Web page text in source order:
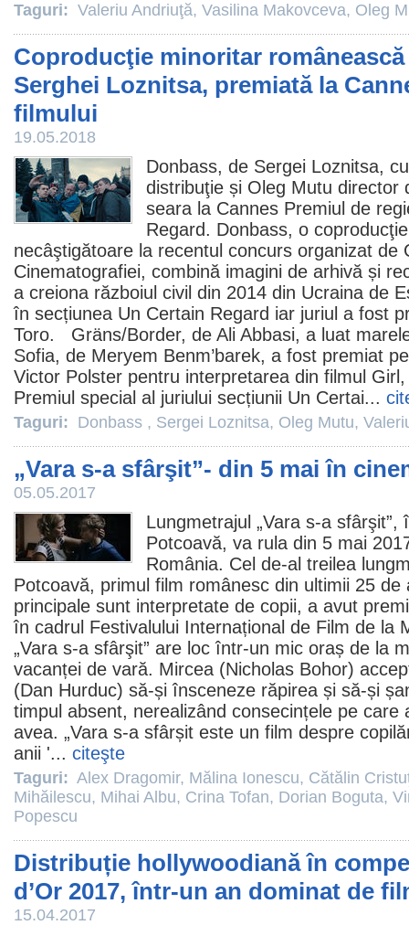
Taguri: Valeriu Andriuţă, Vasilina Makovceva, Oleg
Coproducţie minoritar
Serghei Loznitsa, premiată la
filmului
19.05.2018
Donbass, de Sergei Loznitsa,
distribuţie și Oleg Mutu director
seara la Cannes Premiul de
Regard. Donbass, o
necâştigătoare la recentul concurs organizat de
Cinematografiei, combină imagini de arhivă și
a creiona războiul civil din 2014 din Ucraina de
în secțiunea Un Certain Regard iar juriul a fost
Toro. Gräns/Border, de Ali Abbasi, a luat
Sofia, de Meryem Benm’barek, a fost premiat
Victor Polster pentru interpretarea din filmul
Premiul special al juriului secțiunii Un Certai...
Taguri: Donbass , Sergei Loznitsa, Oleg Mutu,
„Vara s-a sfârşit”- din 5 mai în
05.05.2017
Lungmetrajul „Vara s-a
Potcoavă, va rula din 5 mai
România. Cel de-al treilea
Potcoavă, primul film românesc din ultimii 25
principale sunt interpretate de copii, a avut
în cadrul Festivalului Internațional de Film de la
„Vara s-a sfârşit” are loc într-un mic oraș de la
vacanței de vară. Mircea (Nicholas Bohor)
(Dan Hurduc) să-și însceneze răpirea și să-și
timpul absent, nerealizând consecințele pe care
avea. „Vara s-a sfârșit este un film despre
anii '... citeşte
Taguri: Alex Dragomir, Mălina Ionescu, Cătălin
Mihăilescu, Mihai Albu, Crina Tofan, Dorian Boguta,
Popescu
Distribuție hollywoodiană în
d’Or 2017, într-un an dominat de
15.04.2017